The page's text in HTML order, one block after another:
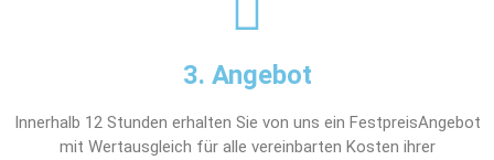
3. Angebot
Innerhalb 12 Stunden erhalten Sie von uns ein FestpreisAngebot
mit Wertausgleich für alle vereinbarten Kosten ihrer